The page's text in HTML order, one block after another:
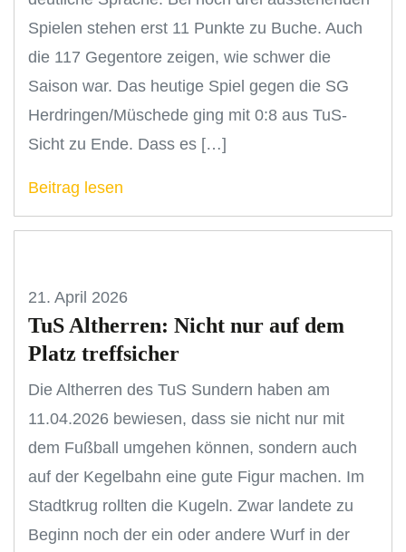
Spielen stehen erst 11 Punkte zu Buche. Auch
die 117 Gegentore zeigen, wie schwer die
Saison war. Das heutige Spiel gegen die SG
Herdringen/Müschede ging mit 0:8 aus TuS-
Sicht zu Ende. Dass es […]
Beitrag lesen
21. April 2026
TuS Altherren: Nicht nur auf dem
Platz treffsicher
Die Altherren des TuS Sundern haben am
11.04.2026 bewiesen, dass sie nicht nur mit
dem Fußball umgehen können, sondern auch
auf der Kegelbahn eine gute Figur machen. Im
Stadtkrug rollten die Kugeln. Zwar landete zu
Beginn noch der ein oder andere Wurf in der